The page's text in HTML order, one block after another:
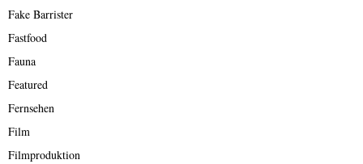
Fake Barrister
Fastfood
Fauna
Featured
Fernsehen
Film
Filmproduktion